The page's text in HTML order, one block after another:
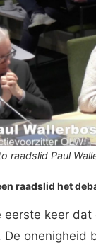
raadslid Paul
raadslid het
eerste keer
onenigheid